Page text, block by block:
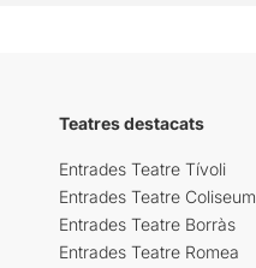
Teatres destacats
Entrades Teatre Tívoli
Entrades Teatre Coliseum
Entrades Teatre Borràs
Entrades Teatre Romea